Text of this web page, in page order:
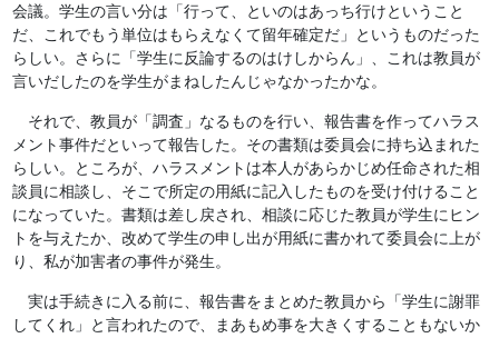
会議。学生の言い分は「行って、といのはあっち行けということ
だ、これでもう単位はもらえなくて留年確定だ」というものだった
らしい。さらに「学生に反論するのはけしからん」、これは教員が
言いだしたのを学生がまねしたんじゃなかったかな。
それで、教員が「調査」なるものを行い、報告書を作ってハラス
メント事件だといって報告した。その書類は委員会に持ち込まれた
らしい。ところが、ハラスメントは本人があらかじめ任命された相
談員に相談し、そこで所定の用紙に記入したものを受け付けること
になっていた。書類は差し戻され、相談に応じた教員が学生にヒン
トを与えたか、改めて学生の申し出が用紙に書かれて委員会に上が
り、私が加害者の事件が発生。
実は手続きに入る前に、報告書をまとめた教員から「学生に謝罪
してくれ」と言われたので、まあもめ事を大きくすることもないか